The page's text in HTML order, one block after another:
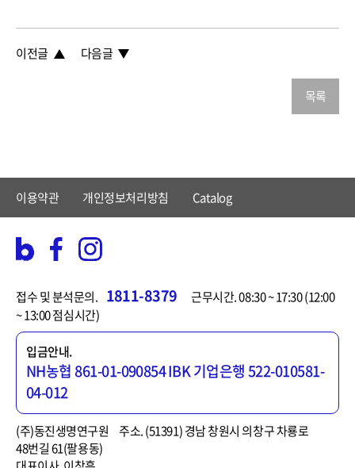
이전글 다음글
목록
이용약관 개인정보처리방침 Catalog
접수 및 분석문의. 1811-8379
근무시간. 08:30 ~ 17:30 (12:00
~ 13:00 점심시간)
입금안내.
NH농협 861-01-090854IBK 기업은행 522-010581-
04-012
(주)동진생명연구원
주소. (51391) 경남 창원시 의창구 차룡로
48번길 61(팔용동)